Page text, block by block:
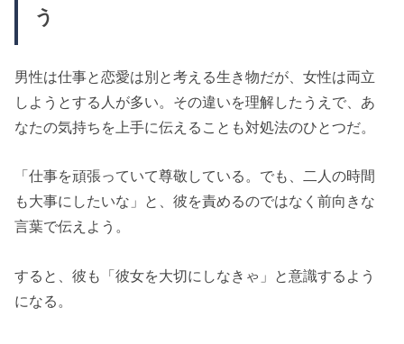
う
男性は仕事と恋愛は別と考える生き物だが、女性は両立
しようとする人が多い。その違いを理解したうえで、あ
なたの気持ちを上手に伝えることも対処法のひとつだ。
「仕事を頑張っていて尊敬している。でも、二人の時間
も大事にしたいな」と、彼を責めるのではなく前向きな
言葉で伝えよう。
すると、彼も「彼女を大切にしなきゃ」と意識するよう
になる。